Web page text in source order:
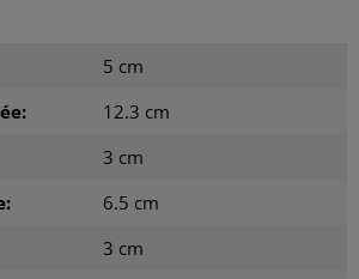
5 cm
12.3 cm
3 cm
6.5 cm
3 cm